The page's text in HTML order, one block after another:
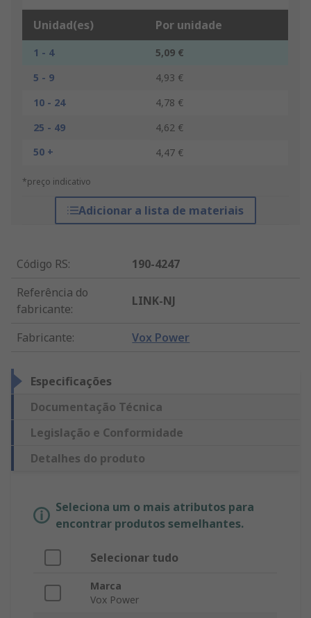
Unidad(es) Por unidade
1 - 4
5,09 €
5 - 9
4,93 €
10 - 24
4,78 €
25 - 49
4,62 €
50 +
4,47 €
*preço indicativo
Adicionar a lista de materiais
Código RS:
190-4247
Referência do
fabricante:
LINK-NJ
Fabricante: Vox Power
Especificações
Documentação Técnica
Legislação e Conformidade
Detalhes do produto
Seleciona um o mais atributos para
encontrar produtos semelhantes.
Selecionar tudo
Marca
Vox Power